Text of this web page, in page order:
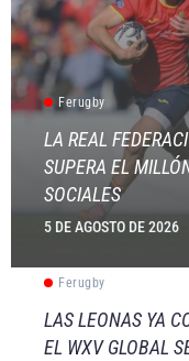
Ferugby
LA REAL
SUPERA EL
SOCIALES
5 DE AGOSTO DE 2026
Ferugby
LAS LEONAS YA
EL WXV GLOBAL